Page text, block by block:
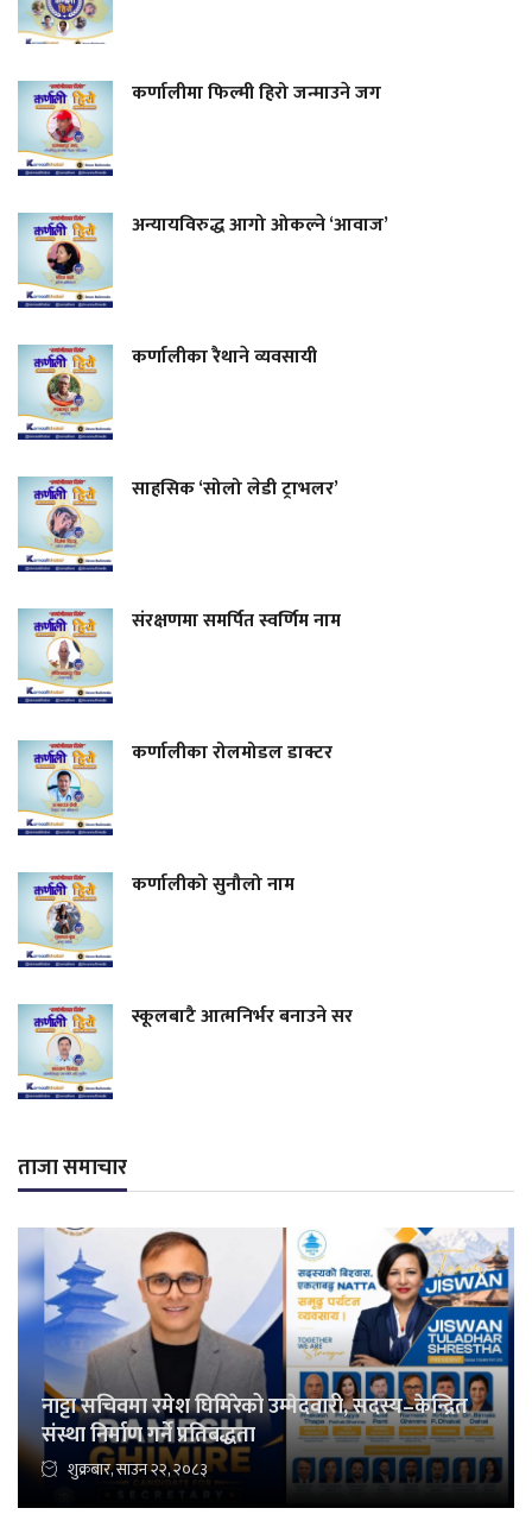
कर्णालीमा फिल्मी हिरो जन्माउने जग
अन्यायविरुद्ध आगो ओकल्ने ‘आवाज’
कर्णालीका रैथाने व्यवसायी
साहसिक ‘सोलो लेडी ट्राभलर’
संरक्षणमा समर्पित स्वर्णिम नाम
कर्णालीका रोलमोडल डाक्टर
कर्णालीको सुनौलो नाम
स्कूलबाटै आत्मनिर्भर बनाउने सर
ताजा समाचार
नाट्टा सचिवमा रमेश घिमिरेको उम्मेदवारी, सदस्य–केन्द्रित
संस्था निर्माण गर्ने प्रतिबद्धता
शुक्रबार, साउन २२, २०८३